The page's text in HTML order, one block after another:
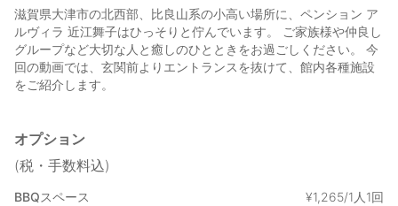
滋賀県大津市の北西部、比良山系の小高い場所に、ペンション ア
ルヴィラ 近江舞子はひっそりと佇んでいます。 ご家族様や仲良し
グループなど大切な人と癒しのひとときをお過ごしください。 今
回の動画では、玄関前よりエントランスを抜けて、館内各種施設
をご紹介します。
オプション
(税・手数料込)
BBQスペース
¥1,265/1人1回